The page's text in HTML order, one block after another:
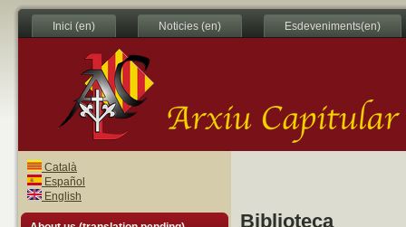
Inici (en) Noticies (en) Esdeveniments(en)
Català
Español
English
Biblioteca